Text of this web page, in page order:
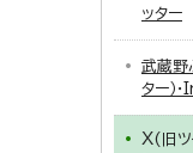
ッター
武蔵野
ター）
X(旧ツ